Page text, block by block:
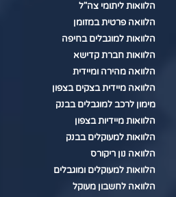
הלוואות ליתומי צה"ל
הלוואה פרטית במזומן
הלוואות למוגבלים בחיפה
הלוואות חברת קדישא
הלוואה מהירה ומיידית
הלוואה מיידית בצקים בצפון
מימון לרכב למוגבלים בבנק
הלוואות מיידיות בצפון
הלוואות למעוקלים בבנק
הלוואה נון ריקורס
הלוואות למעוקלים ומוגבלים
הלוואה לחשבון מעוקל